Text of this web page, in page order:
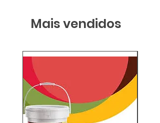
Mais vendidos